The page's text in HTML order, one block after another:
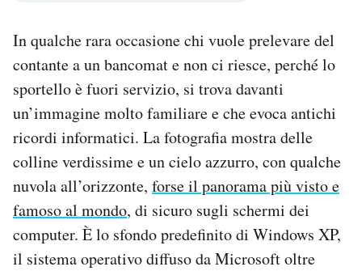
AREA PERSONALE
Notifiche mobile
Regala il Post
Hai bisogno di aiuto?
Esci
In qualche rara occasione chi vuole prelevare del
contante a un bancomat e non ci riesce, perché lo
sportello è fuori servizio, si trova davanti
un’immagine molto familiare e che evoca antichi
ricordi informatici. La fotografia mostra delle
colline verdissime e un cielo azzurro, con qualche
nuvola all’orizzonte, forse il panorama più visto e
famoso al mondo, di sicuro sugli schermi dei
computer. È lo sfondo predefinito di Windows XP,
il sistema operativo diffuso da Microsoft oltre